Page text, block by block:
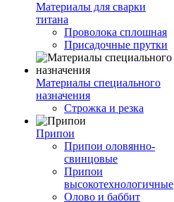
Материалы для сварки
титана
Проволока сплошная
Присадочные прутки
Материалы специального
назначения
Строжка и резка
Припои
Припои оловянно-
свинцовые
Припои
высокотехнологичные
Олово и баббит